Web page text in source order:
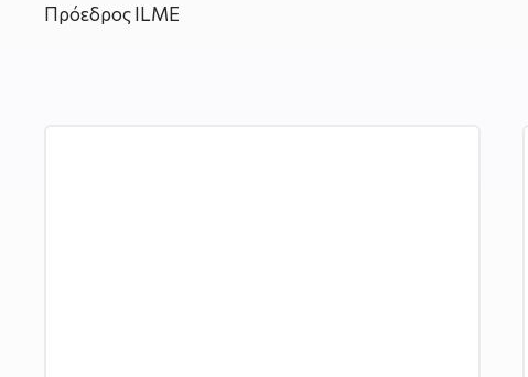
Πρόεδρος ILME